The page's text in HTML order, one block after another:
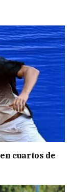
cuartos de